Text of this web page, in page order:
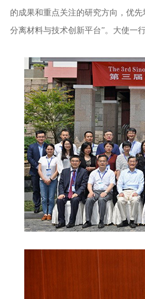
的成果和重点关注的研究方向，优
分离材料与技术创新平台”。大使一